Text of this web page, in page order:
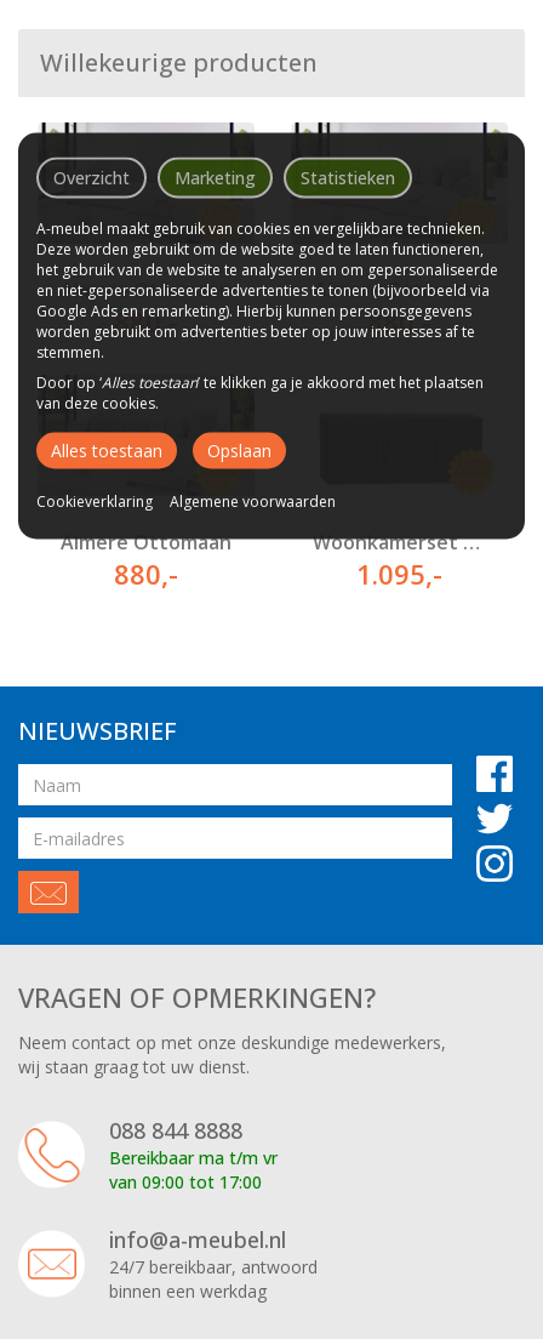
Willekeurige producten
Almere Ottomaan
880,-
Almere Ottomaan
880,-
Almere Ottomaan
880,-
Woonkamerset Amsterdam
1.095,-
NIEUWSBRIEF
Naam
Email
adres
VRAGEN OF OPMERKINGEN?
Neem contact op met onze deskundige medewerkers,
wij staan graag tot uw dienst.
088 844 8888
Bereikbaar ma t/m vr
van 09:00 tot 17:00
info@a-meubel.nl
24/7 bereikbaar, antwoord
binnen een werkdag
Overzicht Marketing Statistieken
A-meubel maakt gebruik van cookies en vergelijkbare technieken.
Deze worden gebruikt om de website goed te laten functioneren,
het gebruik van de website te analyseren en om gepersonaliseerde
en niet-gepersonaliseerde advertenties te tonen (bijvoorbeeld via
Google Ads en remarketing). Hierbij kunnen persoonsgegevens
worden gebruikt om advertenties beter op jouw interesses af te
stemmen.
Door op ‘Alles toestaan’ te klikken ga je akkoord met het plaatsen
van deze cookies.
Alles toestaan Opslaan
Cookieverklaring Algemene voorwaarden